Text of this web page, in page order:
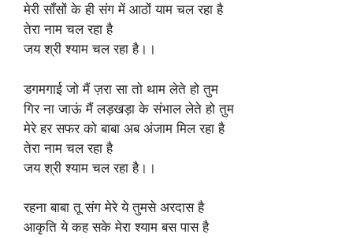
मेरी साँसों के ही संग में आठों याम चल रहा है
तेरा नाम चल रहा है
जय श्री श्याम चल रहा है।।
डगमगाई जो मैं ज़रा सा तो थाम लेते हो तुम
गिर ना जाऊं मैं लड़खड़ा के संभाल लेते हो तुम
मेरे हर सफर को बाबा अब अंजाम मिल रहा है
तेरा नाम चल रहा है
जय श्री श्याम चल रहा है।।
रहना बाबा तू संग मेरे ये तुमसे अरदास है
आकृति ये कह सके मेरा श्याम बस पास है